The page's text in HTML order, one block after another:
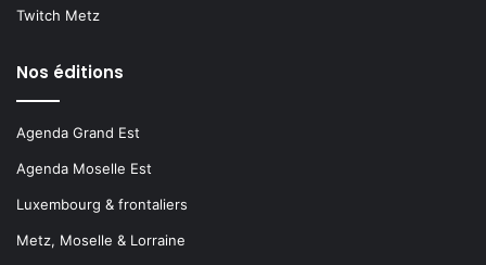
Twitch Metz
Nos éditions
Agenda Grand Est
Agenda Moselle Est
Luxembourg & frontaliers
Metz, Moselle & Lorraine